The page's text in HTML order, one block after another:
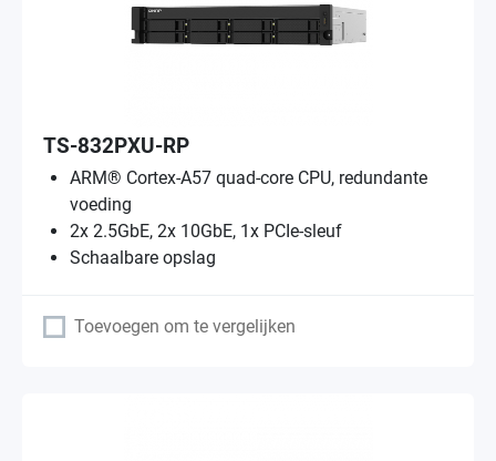
TS-832PXU-RP
ARM® Cortex-A57 quad-core CPU, redundante
voeding
2x 2.5GbE, 2x 10GbE, 1x PCIe-sleuf
Schaalbare opslag
Toevoegen om te vergelijken